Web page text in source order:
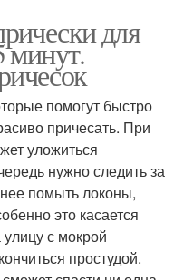
для
минут.
помогут быстро
причесать. При
уложиться
нужно следить за
помыть локоны,
это касается
с мокрой
простудой.